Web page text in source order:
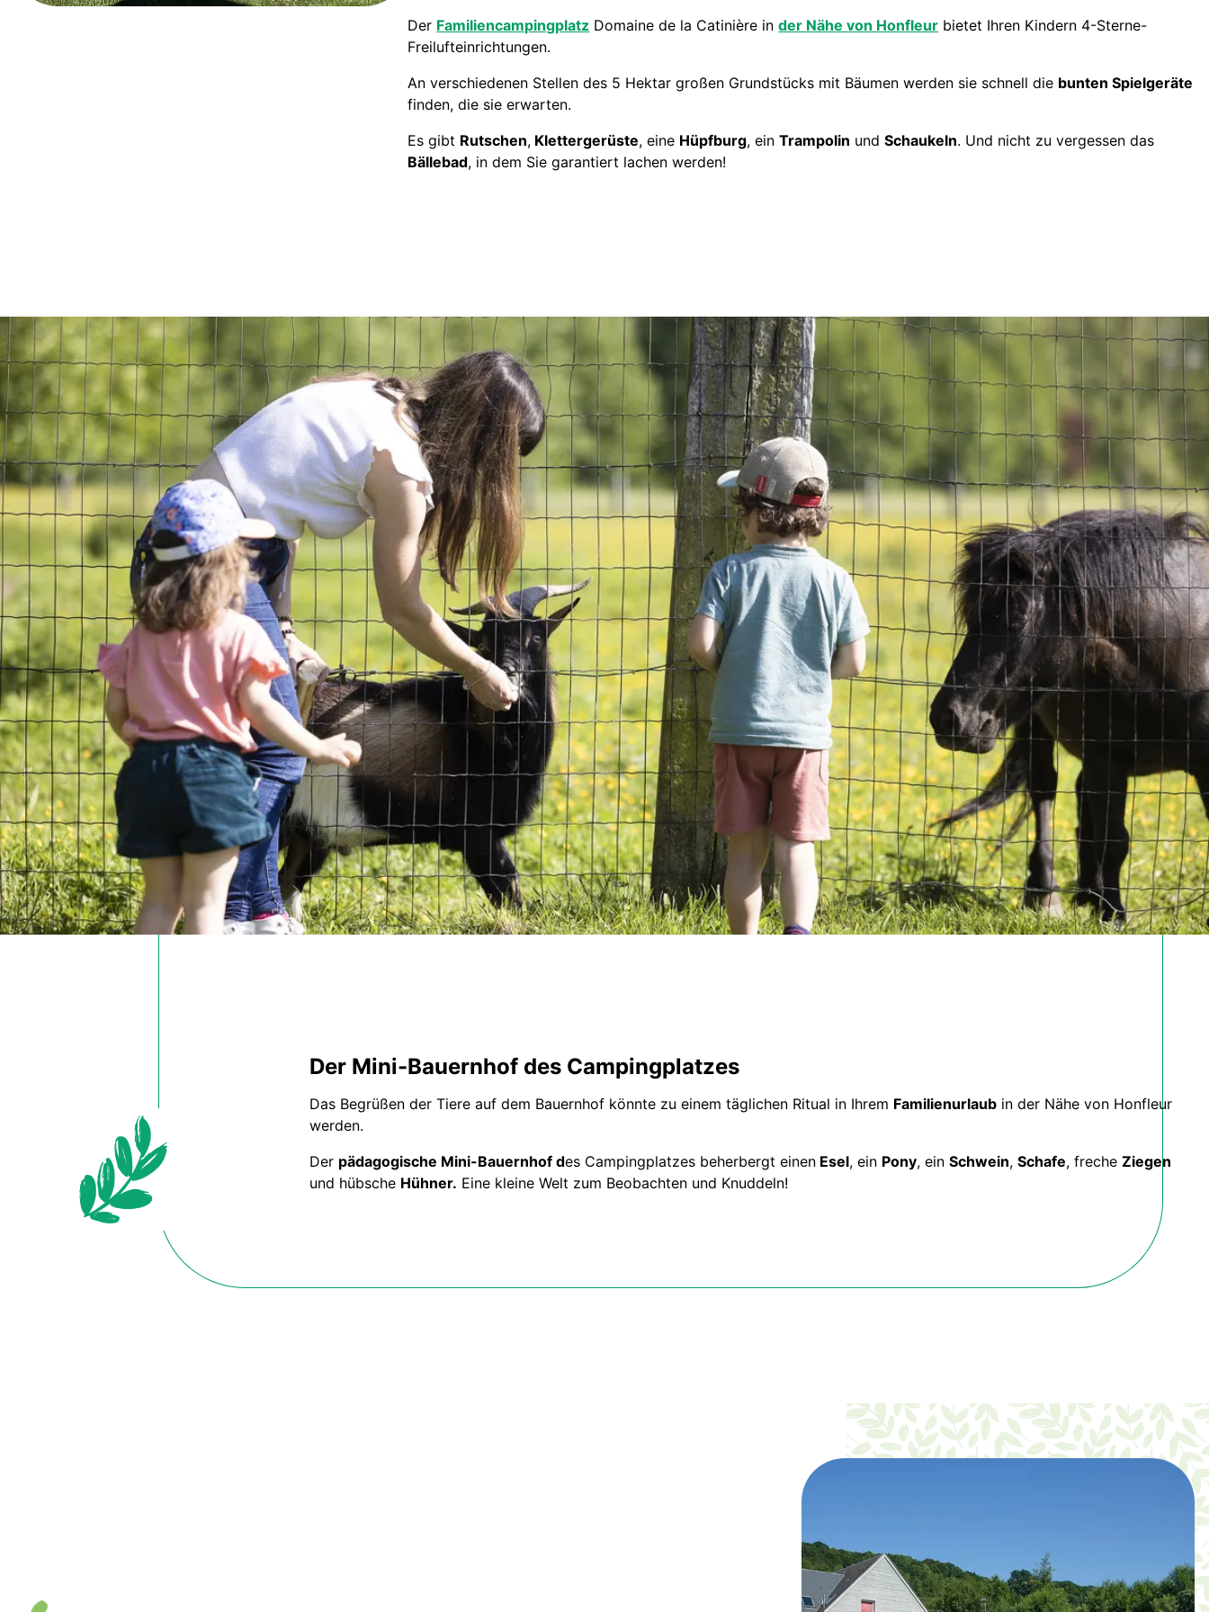
Der Familiencampingplatz Domaine de la Catinière inder Nähe von Honfleur bietet Ihren Kindern 4-Sterne-
Freilufteinrichtungen.
An verschiedenen Stellen des 5 Hektar großen Grundstücks mit Bäumen werden sie schnell die bunten Spielgeräte
finden, die sie erwarten.
Es gibt Rutschen, Klettergerüste, eine Hüpfburg, einTrampolin undSchaukeln. Und nicht zu vergessen das
Bällebad, in dem Sie garantiert lachen werden!
Der Mini-Bauernhof des Campingplatzes
Das Begrüßen der Tiere auf dem Bauernhof könnte zu einem täglichen Ritual in Ihrem Familienurlaub in der Nähe von Honfleur
werden.
Der pädagogische Mini-Bauernhof des Campingplatzes beherbergt einen Esel, ein Pony, ein Schwein, Schafe, freche Ziegen
und hübsche Hühner. Eine kleine Welt zum Beobachten und Knuddeln!